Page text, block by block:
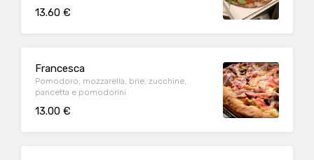
13.60 €
Francesca
Pomodoro, mozzarella, brie, zucchine,
pancetta e pomodorini
13.00 €